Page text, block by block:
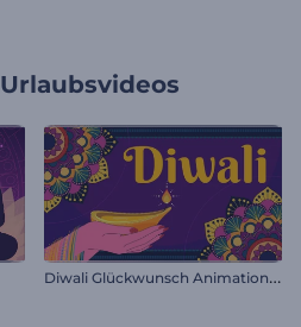
Urlaubsvideos
D
iwali Glückwunsch Animationen